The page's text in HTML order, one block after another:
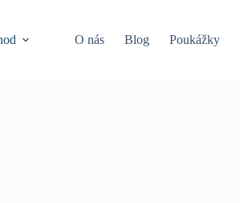
O nás Blog Poukážky